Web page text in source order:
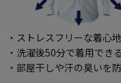
・ストレスフリーな着心
・洗濯後50分で着用でき
・部屋干しや汗の臭いを